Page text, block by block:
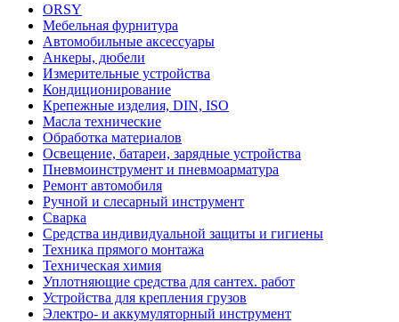
ORSY
Мебельная фурнитура
Автомобильные аксессуары
Анкеры, дюбели
Измерительные устройства
Кондиционирование
Крепежные изделия, DIN, ISO
Масла технические
Обработка материалов
Освещение, батареи, зарядные устройства
Пневмоинструмент и пневмоарматура
Ремонт автомобиля
Ручной и слесарный инструмент
Сварка
Средства индивидуальной защиты и гигиены
Техника прямого монтажа
Техническая химия
Уплотняющие средства для сантех. работ
Устройства для крепления грузов
Электро- и аккумуляторный инструмент